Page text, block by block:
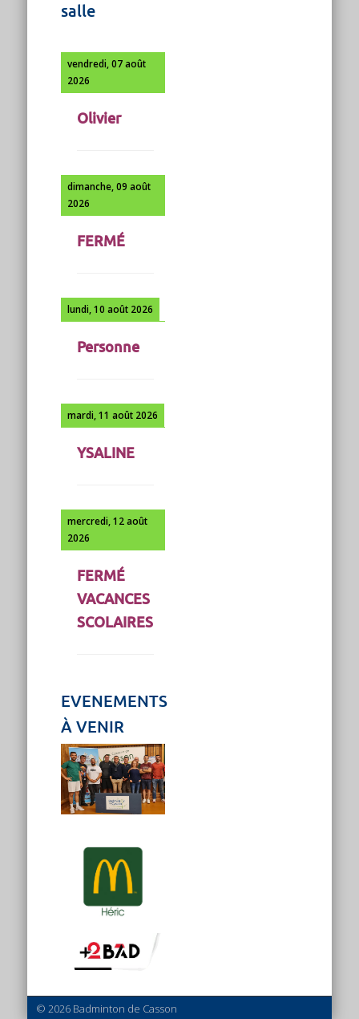
salle
vendredi, 07 août
2026
Olivier
dimanche, 09 août
2026
FERMÉ
lundi, 10 août 2026
Personne
mardi, 11 août 2026
YSALINE
mercredi, 12 août
2026
FERMÉ
VACANCES
SCOLAIRES
EVENEMENTS
À VENIR
© 2026 Badminton de Casson